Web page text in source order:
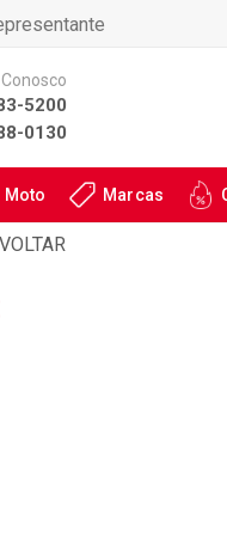
5200
0130
Moto Marcas
VOLTAR